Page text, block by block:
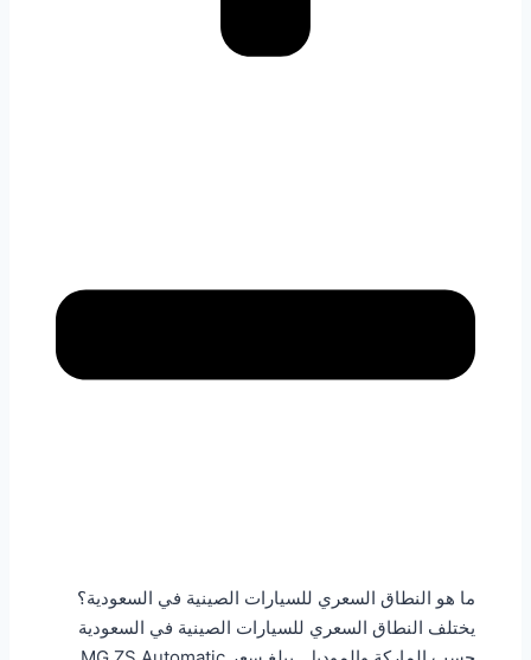
ما هو النطاق السعري للسيارات الصينية في السعودية؟
يختلف النطاق السعري للسيارات الصينية في السعودية